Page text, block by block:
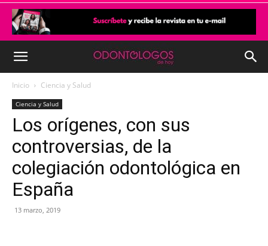
Inicio Ciencia y Salud
Ciencia y Salud
Los orígenes, con sus
controversias, de la
colegiación odontológica en
España
13 marzo, 2019